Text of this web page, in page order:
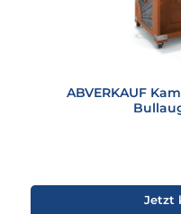
ABVERKAUF
Jetzt